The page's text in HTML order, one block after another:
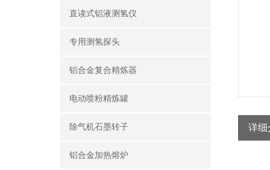
直读式铝液测氢仪
专用测氢探头
铝合金复合精炼器
电动喷粉精炼罐
除气机石墨转子
铝合金加热熔炉
详细